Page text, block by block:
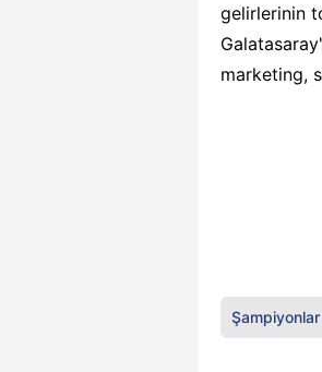
gelirlerinin
marketing,